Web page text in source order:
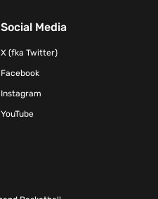
Social Media
X (fka Twitter)
Facebook
Instagram
YouTube